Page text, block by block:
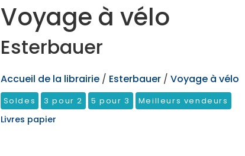
Voyage à vélo
Esterbauer
Accueil de la librairie / Esterbauer / Voyage à vélo
Soldes 3 pour 2 5 pour 3 Meilleurs vendeurs
Livres papier